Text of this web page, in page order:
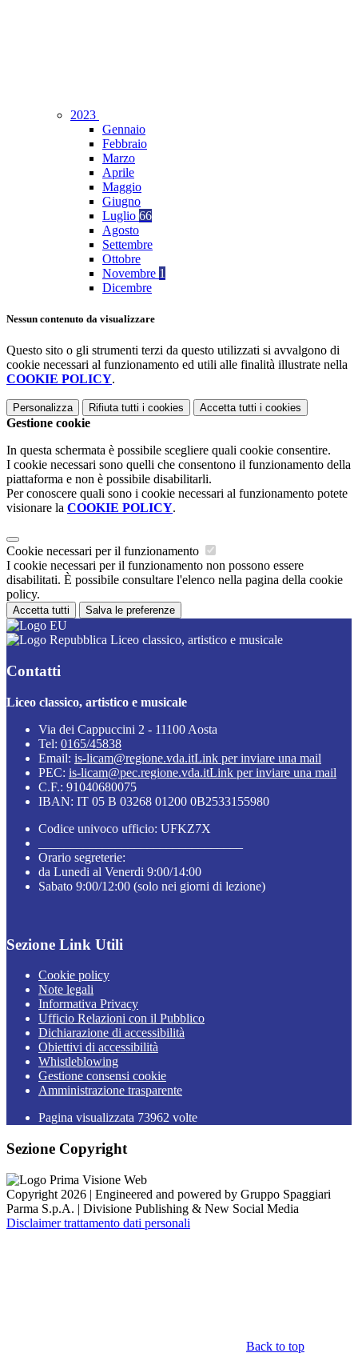
2023
Gennaio
Febbraio
Marzo
Aprile
Maggio
Giugno
Luglio 66
Agosto
Settembre
Ottobre
Novembre 1
Dicembre
Nessun contenuto da visualizzare
Questo sito o gli strumenti terzi da questo utilizzati si avvalgono di
cookie necessari al funzionamento ed utili alle finalità illustrate nella
COOKIE POLICY.
Personalizza Rifiuta tutti i cookies Accetta tutti i cookies
Gestione cookie
In questa schermata è possibile scegliere quali cookie consentire.
I cookie necessari sono quelli che consentono il funzionamento della
piattaforma e non è possibile disabilitarli.
Per conoscere quali sono i cookie necessari al funzionamento potete
visionare la COOKIE POLICY.
Cookie necessari per il funzionamento
I cookie necessari per il funzionamento non possono essere
disabilitati. È possibile consultare l'elenco nella pagina della cookie
policy.
Accetta tutti Salva le preferenze
Liceo classico, artistico e musicale
Contatti
Liceo classico, artistico e musicale
Via dei Cappuccini 2 - 11100 Aosta
Tel: 0165/45838
Email: is-licam@regione.vda.itLink per inviare una mail
PEC: is-licam@pec.regione.vda.itLink per inviare una mail
C.F.: 91040680075
IBAN: IT 05 B 03268 01200 0B2533155980
Codice univoco ufficio: UFKZ7X
Orario segreterie:
da Lunedi al Venerdi 9:00/14:00
Sabato 9:00/12:00 (solo nei giorni di lezione)
Sezione Link Utili
Cookie policy
Note legali
Informativa Privacy
Ufficio Relazioni con il Pubblico
Dichiarazione di accessibilità
Obiettivi di accessibilità
Whistleblowing
Gestione consensi cookie
Amministrazione trasparente
Pagina visualizzata 73962 volte
Sezione Copyright
Copyright 2026 | Engineered and powered by Gruppo Spaggiari
Parma S.p.A. | Divisione Publishing & New Social Media
Disclaimer trattamento dati personali
Back to top